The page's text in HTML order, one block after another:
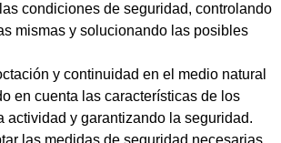
condiciones de seguridad, controlando
mismas y solucionando las posibles
y continuidad en el medio natural
en cuenta las características de los
actividad y garantizando la seguridad.